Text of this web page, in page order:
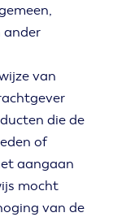
ander
van
die de
of
aangaan
mocht
van de